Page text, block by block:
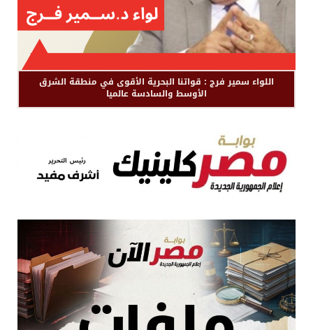
اللواء سمير فرج : قواتنا البحرية الأقوى في منطقة الشرق
الأوسط والسادسة عالميا